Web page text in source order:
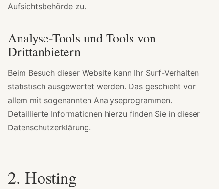
Aufsichtsbehörde zu.
Analyse-Tools und Tools von
Drittanbietern
Beim Besuch dieser Website kann Ihr Surf-Verhalten
statistisch ausgewertet werden. Das geschieht vor
allem mit sogenannten Analyseprogrammen.
Detaillierte Informationen hierzu finden Sie in dieser
Datenschutzerklärung.
2. Hosting